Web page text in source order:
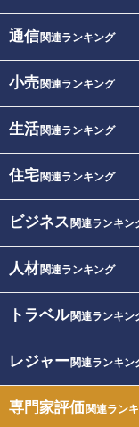
通信関連ランキング
小売関連ランキング
生活関連ランキング
住宅関連ランキング
ビジネス 関連ランキン
人材関連ランキング
トラベル関連ランキン
レジャー関連ランキン
専門家評価関連ラン